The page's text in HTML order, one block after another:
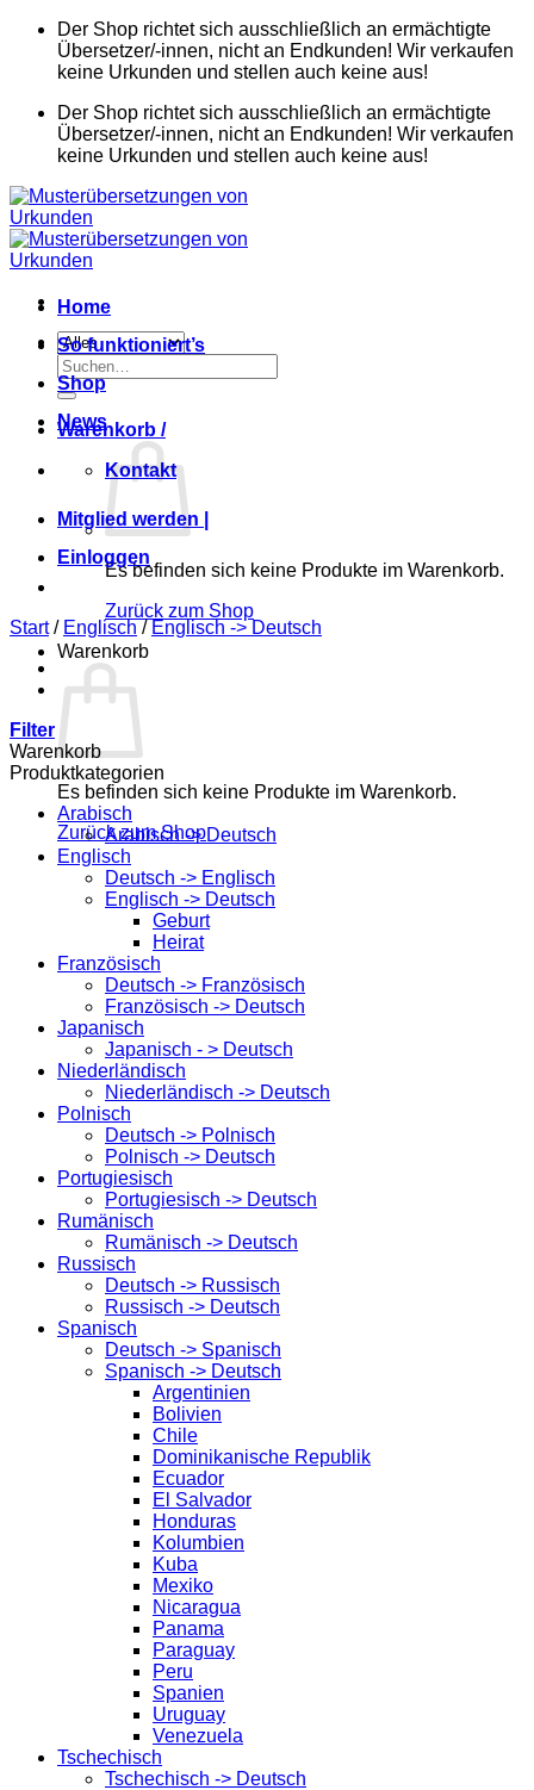
Zum
springen
Der Shop richtet sich ausschließlich an ermächtigte
Übersetzer/-innen, nicht an Endkunden! Wir verkaufen
keine Urkunden und stellen auch keine aus!
Der Shop richtet sich ausschließlich an ermächtigte
Übersetzer/-innen, nicht an Endkunden! Wir verkaufen
keine Urkunden und stellen auch keine aus!
Suchen
nach:
Warenkorb /
Es befinden sich keine Produkte im Warenkorb.
Zurück zum Shop
Warenkorb
Es befinden sich keine Produkte im Warenkorb.
Zurück zum Shop
Home
So funktioniert’s
Shop
News
Kontakt
Mitglied werden |
Einloggen
Start / Englisch / Englisch -> Deutsch
Filter
Warenkorb
Produktkategorien
Arabisch
Arabisch -> Deutsch
Englisch
Deutsch -> Englisch
Englisch -> Deutsch
Geburt
Heirat
Französisch
Deutsch -> Französisch
Französisch -> Deutsch
Japanisch
Japanisch - > Deutsch
Niederländisch
Niederländisch -> Deutsch
Polnisch
Deutsch -> Polnisch
Polnisch -> Deutsch
Portugiesisch
Portugiesisch -> Deutsch
Rumänisch
Rumänisch -> Deutsch
Russisch
Deutsch -> Russisch
Russisch -> Deutsch
Spanisch
Deutsch -> Spanisch
Spanisch -> Deutsch
Argentinien
Bolivien
Chile
Dominikanische Republik
Ecuador
El Salvador
Honduras
Kolumbien
Kuba
Mexiko
Nicaragua
Panama
Paraguay
Peru
Spanien
Uruguay
Venezuela
Tschechisch
Tschechisch -> Deutsch